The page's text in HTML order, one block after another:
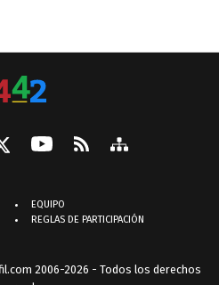
EQUIPO
REGLAS DE PARTICIPACIÓN
2006-2026 - Todos los derechos